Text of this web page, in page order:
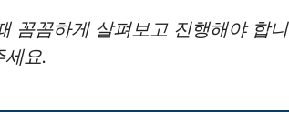
꼼꼼하게 살펴보고 진행해야 합니
요.